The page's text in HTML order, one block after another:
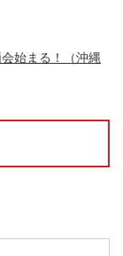
始まる！（沖縄